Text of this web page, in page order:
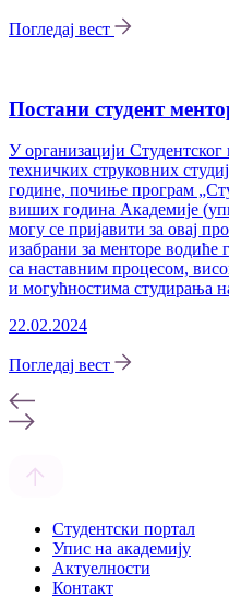
Погледај вест
Постани студент
У организацији
техничких струковних
године, почиње програм
виших година Академије
могу се пријавити за овај
изабрани за менторе
са наставним процесом,
и могућностима
22.02.2024
Погледај вест
Студентски портал
Упис на академију
Актуелности
Контакт